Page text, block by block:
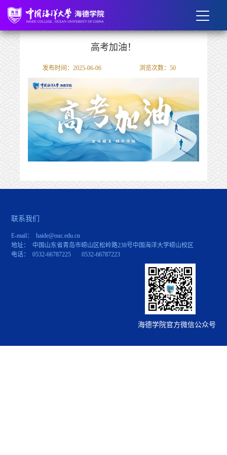
高考加油！
发布时间：2025-06-06 浏览次数： 50
联系我们
E-mail： haide@ouc.edu.cn
地址： 中国山东省青岛市崂山区松岭路238号中国海洋大学崂山校区
电话： 0532-66787225 0532-66787223
海德学院官方微信公众号